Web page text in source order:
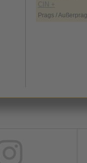
CIN +
Prags /